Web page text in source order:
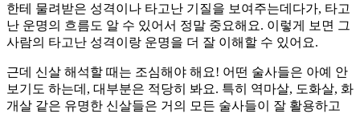
한테 물려받은 성격이나 타고난 기질을 보여주는데다가, 타고
난 운명의 흐름도 알 수 있어서 정말 중요해요. 이렇게 보면 그
사람의 타고난 성격이랑 운명을 더 잘 이해할 수 있어요.
근데 신살 해석할 때는 조심해야 해요! 어떤 술사들은 아예 안
보기도 하는데, 대부분은 적당히 봐요. 특히 역마살, 도화살, 화
개살 같은 유명한 신살들은 거의 모든 술사들이 잘 활용하고